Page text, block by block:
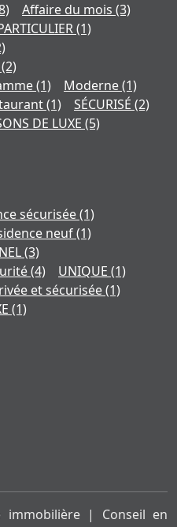
Affaire du mois (3)
(1)
(2)
(1) Moderne(1)
(1) SÉCURISÉ (2)
DE LUXE (5)
sécurisée(1)
neuf(1)
(3)
(4) UNIQUE (1)
et sécurisée(1)
(1)
immobilière | Conseil en